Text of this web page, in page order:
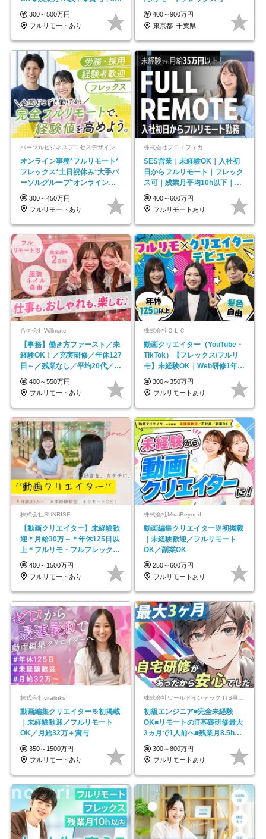
◆5年目まで必ず昇給
300～500万円
フルリモートあり
400～900万円
東京都_千葉県
オンライン事務*フルリモート*
フレックス*土日祝休み*大手パ
ーソルグループ*オンライン面
接*30～40代活躍中
300～450万円
フルリモートあり
株式会社プロエフィカ
SES営業｜未経験OK｜入社初
日からフルリモート｜フレック
ス可｜残業月平均10h以下｜事
業立ち上げメンバー
400～600万円
フルリモートあり
合同会社Willmate
【事務】働き方ファースト／未
経験OK！／充実研修／年休127
日～／残業なし／平均20代／リ
モートOK
400～550万円
フルリモートあり
株式会社ＯＬＣ
動画クリエイター（YouTube・
TikTok）【フレックス/フルリ
モ】未経験OK｜Web研修1年間
｜副業OK
300～350万円
フルリモートあり
株式会社SUNRISE
【動画クリエイター】未経験歓
迎＊月給30万～＊年休125日以
上＊フルリモ・フルフレックス
◆10名の採用が決定◆
400～1500万円
フルリモートあり
株式会社MiraiBeyond
動画編集クリエイター※初掲載
｜未経験歓迎／フルリモート
OK／副業OK
250～600万円
フルリモートあり
株式会社viralinks
動画編集クリエイター※初掲載
｜未経験歓迎／フルリモート
OK／月給32万＋賞与
350～1500万円
フルリモートあり
株式会社ワールドインテック ITS事業部【東証プライム上場グループ】
初級エンジニア■完全未経験
OK■リモートのIT基礎研修最大
3ヵ月で1人前へ■残業月8.5h■
安定基盤/STR
300～800万円
フルリモートあり